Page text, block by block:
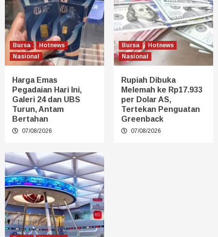
Bursa
Hotnews
Nasional
Harga Emas
Pegadaian Hari Ini,
Galeri 24 dan UBS
Turun, Antam
Bertahan
07/08/2026
Bursa
Hotnews
Nasional
Rupiah Dibuka
Melemah ke Rp17.933
per Dolar AS,
Tertekan Penguatan
Greenback
07/08/2026